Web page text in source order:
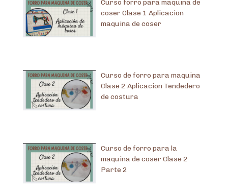
Curso forro para maquina de
coser Clase 1 Aplicacion
maquina de coser
Curso de forro para maquina
Clase 2 Aplicacion Tendedero
de costura
Curso de forro para la
maquina de coser Clase 2
Parte 2